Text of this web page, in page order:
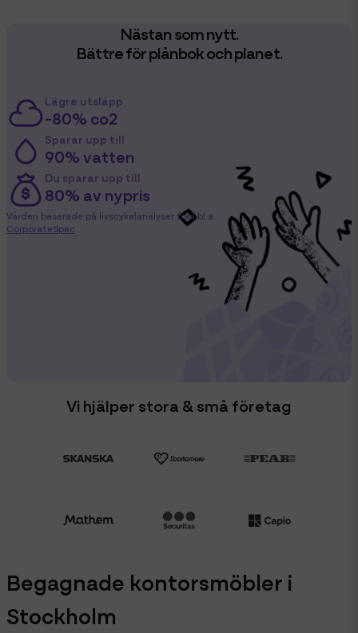
Nästan som nytt.
Bättre för plånbok och planet.
Lägre utsläpp
-80% co2
Sparar upp till
90% vatten
Du sparar upp till
80% av nypris
Värden baserade på livscykelanalyser från bl.a.
CorporateSpec
Vi hjälper stora & små företag
Begagnade kontorsmöbler i
Stockholm